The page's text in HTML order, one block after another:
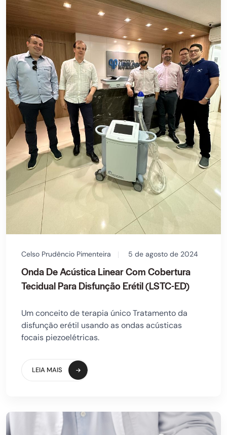
Celso Prudêncio Pimenteira 5 de agosto de 2024
Onda De Acústica Linear Com Cobertura
Tecidual Para Disfunção Erétil (LSTC-ED)
Um conceito de terapia único Tratamento da
disfunção erétil usando as ondas acústicas
focais piezoelétricas.
LEIA MAIS